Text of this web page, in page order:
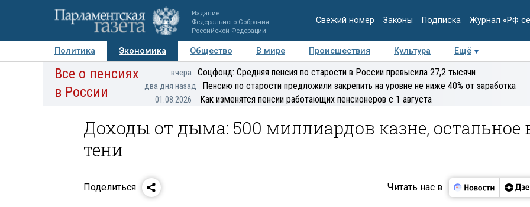
Издание
Федерального Собрания
Российской Федерации
Свежий номер Законы Подписка Журнал «РФ
Политика Экономика Общество В мире Происшествия Культура Ещё
Авторы Персоны Мнения Регионы Медиацентр Интервью Колумнисты
Все о пенсиях
в России
вчера Соцфонд: Средняя пенсия по старости в России превысила 27,2 тысячи
два дня назад Пенсию по старости предложили закрепить на уровне не ниже 40% от заработка
01.08.2026 Как изменятся пенсии работающих пенсионеров с 1 августа
Доходы от дыма: 500 миллиардов казне, остальное
тени
Поделиться Читать нас в